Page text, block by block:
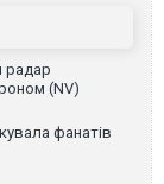
радар
(NV)
фанатів